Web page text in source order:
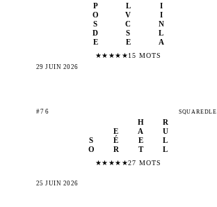
P L
I
O
V
I
S
C
N
D
S
L
E
E A
★★ ★★ ★15 MOTS
29 JUIN 2026
#76 SQUAREDLE
H
R
E
A
U
S
É E
L
O
R T L
★★ ★★ ★27 MOTS
25 JUIN 2026